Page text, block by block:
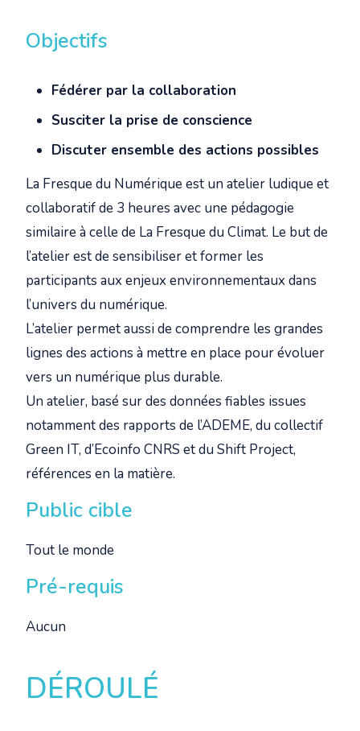
Objectifs
Fédérer par la collaboration
Susciter la prise de conscience
Discuter ensemble des actions possibles
La Fresque du Numérique est un atelier ludique et
collaboratif de 3 heures avec une pédagogie
similaire à celle de La Fresque du Climat. Le but de
l’atelier est de sensibiliser et former les
participants aux enjeux environnementaux dans
l’univers du numérique.
L’atelier permet aussi de comprendre les grandes
lignes des actions à mettre en place pour évoluer
vers un numérique plus durable.
Un atelier, basé sur des données fiables issues
notamment des rapports de l’ADEME, du collectif
Green IT, d’Ecoinfo CNRS et du Shift Project,
références en la matière.
Public cible
Tout le monde
Pré-requis
Aucun
DÉROULÉ